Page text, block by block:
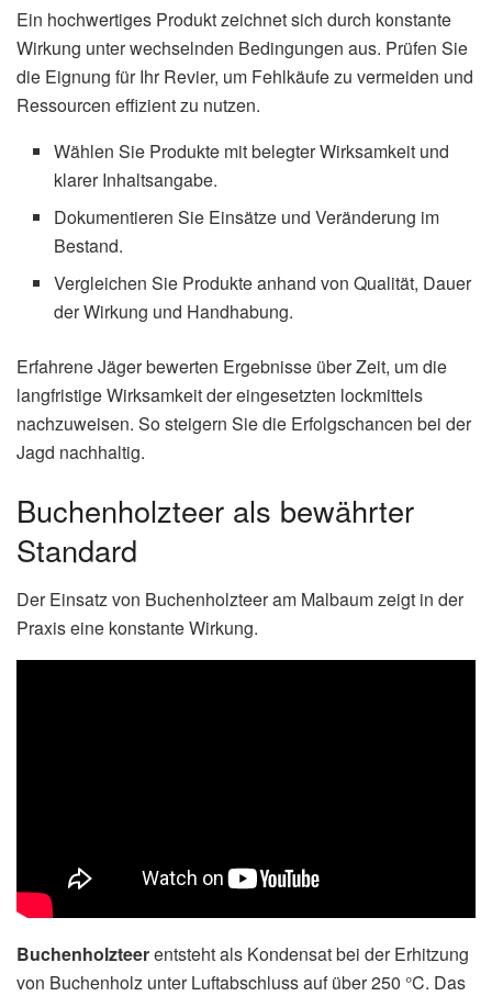
Ein hochwertiges Produkt zeichnet sich durch konstante
Wirkung unter wechselnden Bedingungen aus. Prüfen Sie
die Eignung für Ihr Revier, um Fehlkäufe zu vermeiden und
Ressourcen effizient zu nutzen.
Wählen Sie Produkte mit belegter Wirksamkeit und
klarer Inhaltsangabe.
Dokumentieren Sie Einsätze und Veränderung im
Bestand.
Vergleichen Sie Produkte anhand von Qualität, Dauer
der Wirkung und Handhabung.
Erfahrene Jäger bewerten Ergebnisse über Zeit, um die
langfristige Wirksamkeit der eingesetzten lockmittels
nachzuweisen. So steigern Sie die Erfolgschancen bei der
Jagd nachhaltig.
Buchenholzteer als bewährter
Standard
Der Einsatz von Buchenholzteer am Malbaum zeigt in der
Praxis eine konstante Wirkung.
Buchenholzteerentsteht als Kondensat bei der Erhitzung
von Buchenholz unter Luftabschluss auf über 250 °C. Das